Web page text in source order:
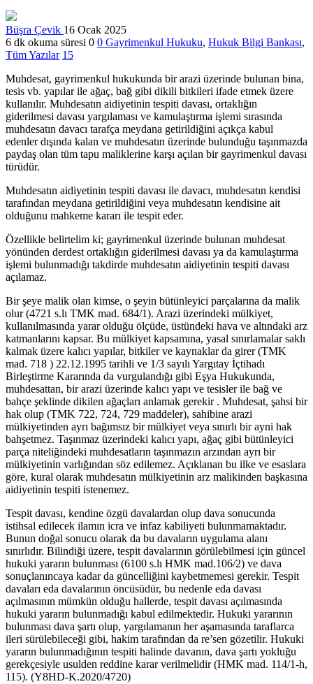
Büşra Çevik 16 Ocak 2025
6 dk okuma süresi 0 0 Gayrimenkul Hukuku, Hukuk Bilgi Bankası,
Tüm Yazılar 15
Muhdesat, gayrimenkul hukukunda bir arazi üzerinde bulunan bina,
tesis vb. yapılar ile ağaç, bağ gibi dikili bitkileri ifade etmek üzere
kullanılır. Muhdesatın aidiyetinin tespiti davası, ortaklığın
giderilmesi davası yargılaması ve kamulaştırma işlemi sırasında
muhdesatın davacı tarafça meydana getirildiğini açıkça kabul
edenler dışında kalan ve muhdesatın üzerinde bulunduğu taşınmazda
paydaş olan tüm tapu maliklerine karşı açılan bir gayrimenkul davası
türüdür.
Muhdesatın aidiyetinin tespiti davası ile davacı, muhdesatın kendisi
tarafından meydana getirildiğini veya muhdesatın kendisine ait
olduğunu mahkeme kararı ile tespit eder.
Özellikle belirtelim ki; gayrimenkul üzerinde bulunan muhdesat
yönünden derdest ortaklığın giderilmesi davası ya da kamulaştırma
işlemi bulunmadığı takdirde muhdesatın aidiyetinin tespiti davası
açılamaz.
Bir şeye malik olan kimse, o şeyin bütünleyici parçalarına da malik
olur (4721 s.lı TMK mad. 684/1). Arazi üzerindeki mülkiyet,
kullanılmasında yarar olduğu ölçüde, üstündeki hava ve altındaki arz
katmanlarını kapsar. Bu mülkiyet kapsamına, yasal sınırlamalar saklı
kalmak üzere kalıcı yapılar, bitkiler ve kaynaklar da girer (TMK
mad. 718 ) 22.12.1995 tarihli ve 1/3 sayılı Yargıtay İçtihadı
Birleştirme Kararında da vurgulandığı gibi Eşya Hukukunda,
muhdesattan, bir arazi üzerinde kalıcı yapı ve tesisler ile bağ ve
bahçe şeklinde dikilen ağaçları anlamak gerekir . Muhdesat, şahsi bir
hak olup (TMK 722, 724, 729 maddeler), sahibine arazi
mülkiyetinden ayrı bağımsız bir mülkiyet veya sınırlı bir ayni hak
bahşetmez. Taşınmaz üzerindeki kalıcı yapı, ağaç gibi bütünleyici
parça niteliğindeki muhdesatların taşınmazın arzından ayrı bir
mülkiyetinin varlığından söz edilemez. Açıklanan bu ilke ve esaslara
göre, kural olarak muhdesatın mülkiyetinin arz malikinden başkasına
aidiyetinin tespiti istenemez.
Tespit davası, kendine özgü davalardan olup dava sonucunda
istihsal edilecek ilamın icra ve infaz kabiliyeti bulunmamaktadır.
Bunun doğal sonucu olarak da bu davaların uygulama alanı
sınırlıdır. Bilindiği üzere, tespit davalarının görülebilmesi için güncel
hukuki yararın bulunması (6100 s.lı HMK mad.106/2) ve dava
sonuçlanıncaya kadar da güncelliğini kaybetmemesi gerekir. Tespit
davaları eda davalarının öncüsüdür, bu nedenle eda davası
açılmasının mümkün olduğu hallerde, tespit davası açılmasında
hukuki yararın bulunmadığı kabul edilmektedir. Hukuki yararının
bulunması dava şartı olup, yargılamanın her aşamasında taraflarca
ileri sürülebileceği gibi, hakim tarafından da re’sen gözetilir. Hukuki
yararın bulunmadığının tespiti halinde davanın, dava şartı yokluğu
gerekçesiyle usulden reddine karar verilmelidir (HMK mad. 114/1-h,
115). (Y8HD-K.2020/4720)